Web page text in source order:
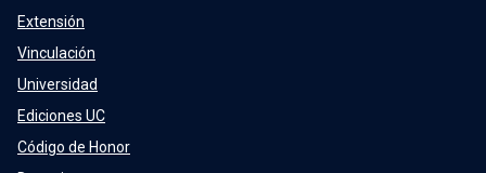
Extensión
Vinculación
Universidad
Ediciones UC
Código de Honor